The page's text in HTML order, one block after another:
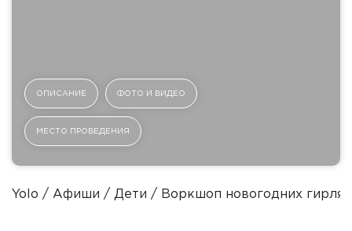
ОПИСАНИЕ ФОТО И ВИДЕО
МЕСТО ПРОВЕДЕНИЯ
Yolo Афиши Дети Воркшоп новогодних